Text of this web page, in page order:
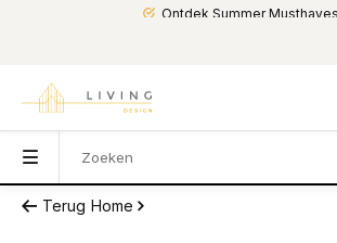
Ontdek Summer
Terug Home